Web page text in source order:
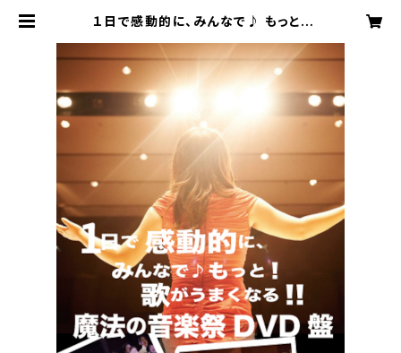
１日で感動的に、みんなで♪ もっと！
| 堀澤麻衣子ファンクラブ